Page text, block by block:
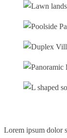
Lorem ipsum dolor